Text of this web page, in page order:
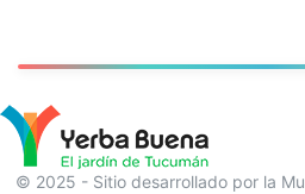
© 2025 - Sitio desarrollado por la